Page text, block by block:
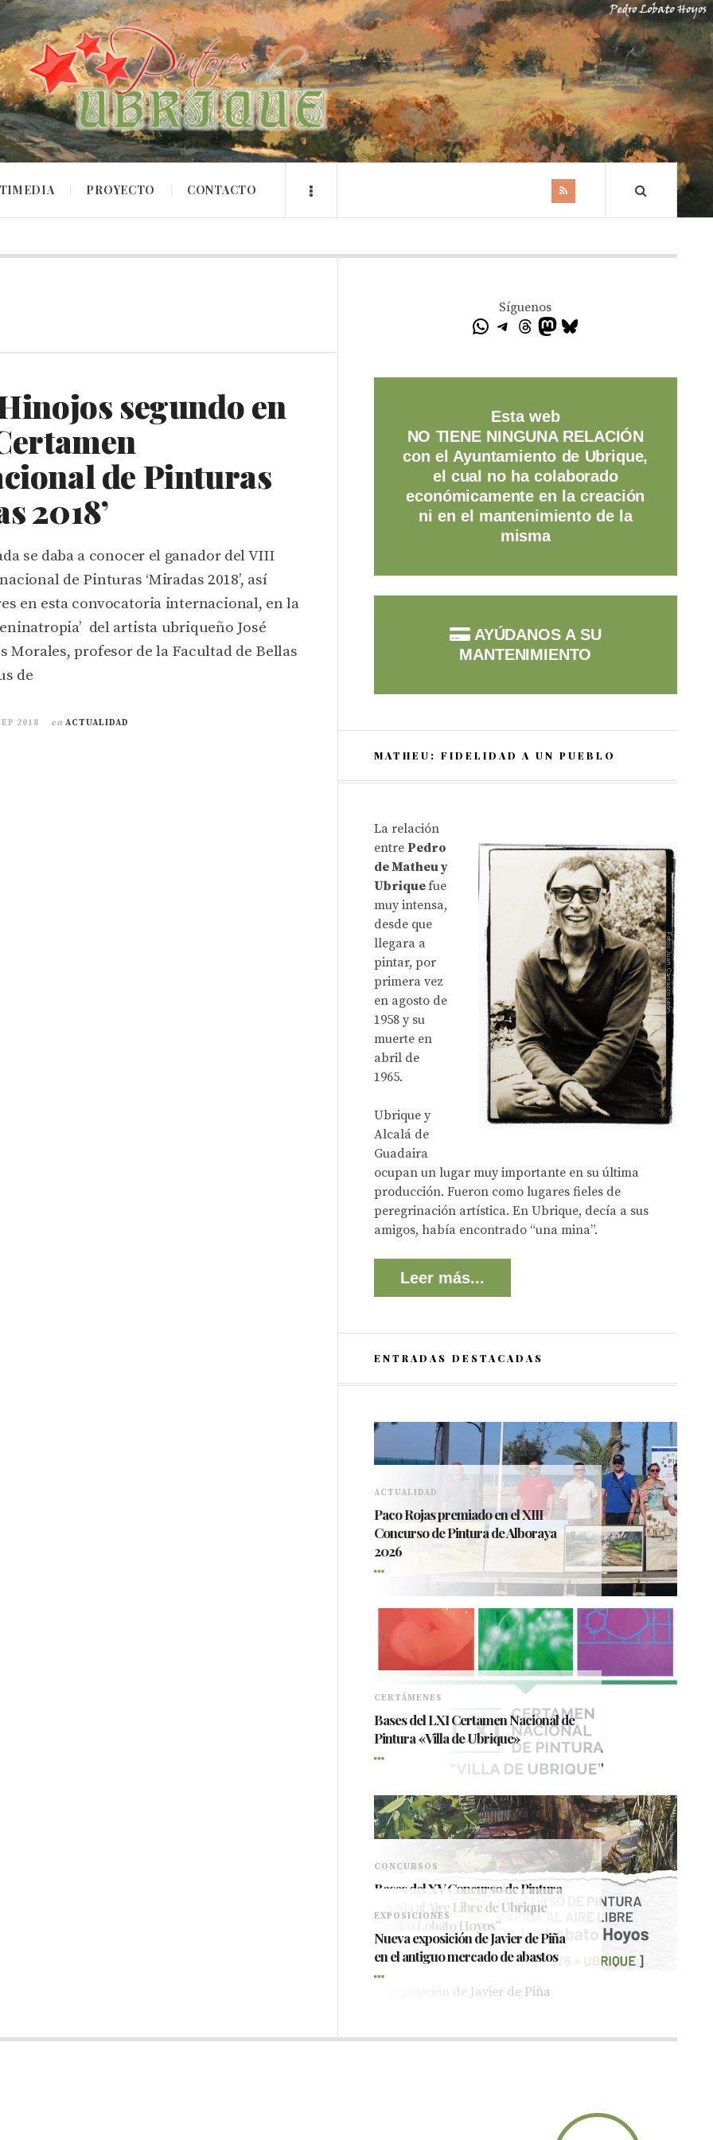
PROYECTO CONTACTO
segundo en
de Pinturas
2018’
se daba a conocer el ganador del VIII
de Pinturas ‘Miradas 2018’, así
en esta convocatoria internacional, en la
del artista ubriqueño José
Morales, profesor de la Facultad de Bellas
de
2018 en ACTUALIDAD
Síguenos
Esta web
NO TIENE NINGUNA RELACIÓN
con el Ayuntamiento de Ubrique,
el cual no ha colaborado
económicamente en la creación
ni en el mantenimiento de la
misma
AYÚDANOS A SU
MANTENIMIENTO
MATHEU: FIDELIDAD A UN PUEBLO
La relación
entre Pedro
de Matheu y
Ubriquefue
muy intensa,
desde que
llegara a
pintar, por
primera vez
en agosto de
1958 y su
muerte en
abril de
1965.
Ubrique y
Alcalá de
Guadaira
ocupan un lugar muy importante en su última
producción. Fueron como lugares fieles de
peregrinación artística. En Ubrique, decía a sus
amigos, había encontrado “una mina”.
Leer más...
ENTRADAS DESTACADAS
ACTUALIDAD
Paco Rojas premiado en el XIII
Concurso de Pintura de Alboraya
2026
CERTÁMENES
Bases del LXI Certamen Nacional de
Pintura «Villa de Ubrique»
CONCURSOS
Bases del XV Concurso de Pintura
Rápida al Aire Libre de Ubrique
“Pedro Lobato Hoyos”
EXPOSICIONES
Nueva exposición de Javier de Piña
en el antiguo mercado de abastos